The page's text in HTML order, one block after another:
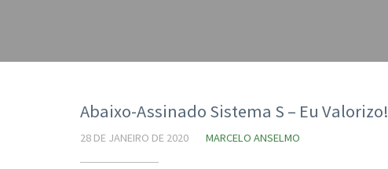
Abaixo-Assinado Sistema S – Eu Valorizo!
28 DE JANEIRO DE 2020 MARCELO ANSELMO